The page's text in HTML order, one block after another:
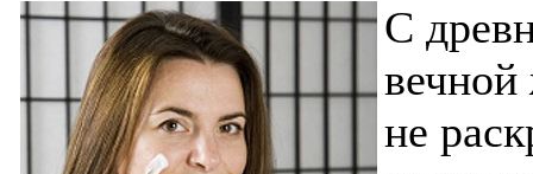
С
вечной
не